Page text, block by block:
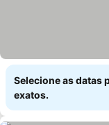
Selecione as datas
exatos.